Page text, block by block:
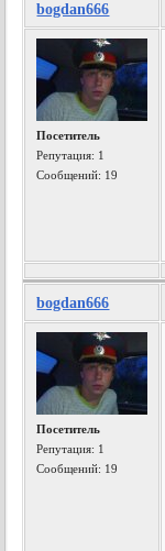
bogdan666
Посетитель
Репутация: 1
Сообщений: 19
bogdan666
Посетитель
Репутация: 1
Сообщений: 19